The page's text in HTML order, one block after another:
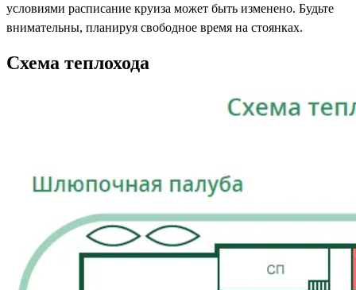
условиями расписание круиза может быть изменено. Будьте
внимательны, планируя свободное время на стоянках.
Схема теплохода